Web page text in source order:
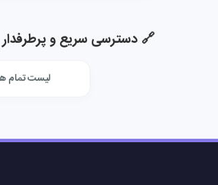
🔗 دسترسی سریع و پرطرفدار
لیست تمام